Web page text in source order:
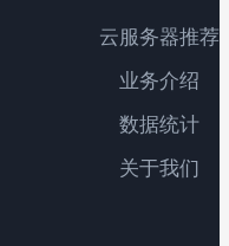
云服务器推荐
业务介绍
数据统计
关于我们